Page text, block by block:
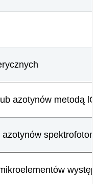
azotynów metodą lC